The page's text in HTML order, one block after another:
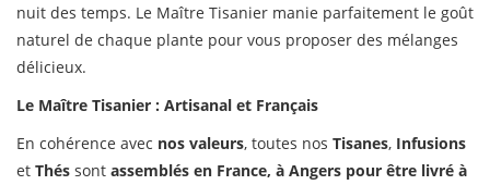
nuit des temps. Le Maître Tisanier manie parfaitement le goût
naturel de chaque plante pour vous proposer des mélanges
délicieux.
Le Maître Tisanier : Artisanal et Français
En cohérence avec nos valeurs, toutes nos Tisanes, Infusions
et Thés sont assemblés en France, à Angers pour être livré à